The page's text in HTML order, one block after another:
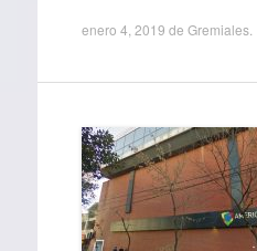
enero 4, 2019 de Gremiales.